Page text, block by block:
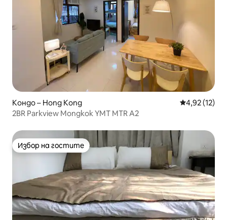
Кондо – Hong Kong Средна
4,92 (12)
2BR Parkview Mongkok YMT MTR A2
Избор на гостите
Избор на гостите